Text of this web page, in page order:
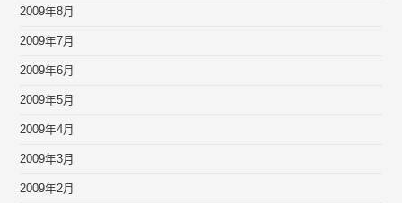
2009年8月
2009年7月
2009年6月
2009年5月
2009年4月
2009年3月
2009年2月